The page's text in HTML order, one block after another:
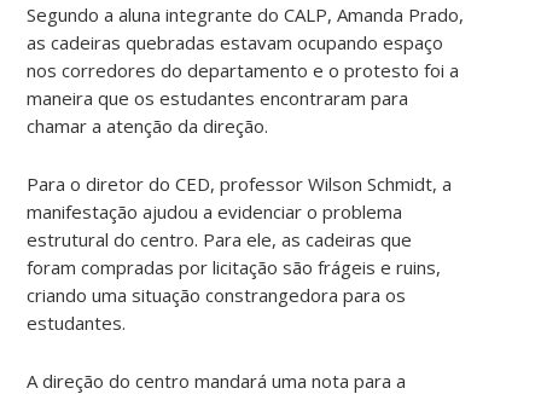
Segundo a aluna integrante do CALP, Amanda Prado,
as cadeiras quebradas estavam ocupando espaço
nos corredores do departamento e o protesto foi a
maneira que os estudantes encontraram para
chamar a atenção da direção.
Para o diretor do CED, professor Wilson Schmidt, a
manifestação ajudou a evidenciar o problema
estrutural do centro. Para ele, as cadeiras que
foram compradas por licitação são frágeis e ruins,
criando uma situação constrangedora para os
estudantes.
A direção do centro mandará uma nota para a